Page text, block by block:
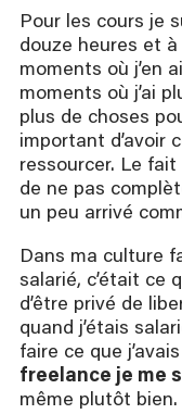
Pour les cours je
douze heures et
moments où j’en
moments où j’ai
plus de choses
important d’avoir
ressourcer. Le fait
de ne pas
un peu arrivé
Dans ma culture
salarié, c’était ce
d’être privé de
quand j’étais
faire ce que
freelance je me
même plutôt bien.